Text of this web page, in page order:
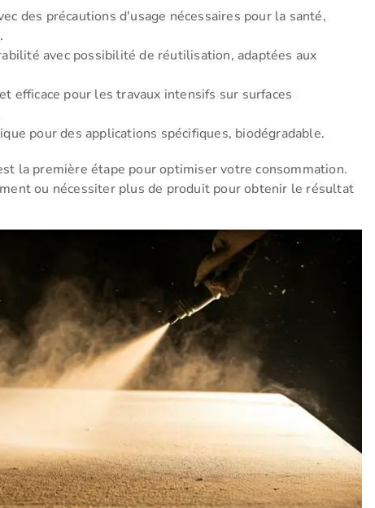
des précautions d'usage nécessaires pour la santé,
avec possibilité de réutilisation, adaptées aux
efficace pour les travaux intensifs sur surfaces
pour des applications spécifiques, biodégradable.
la première étape pour optimiser votre consommation.
ou nécessiter plus de produit pour obtenir le résultat